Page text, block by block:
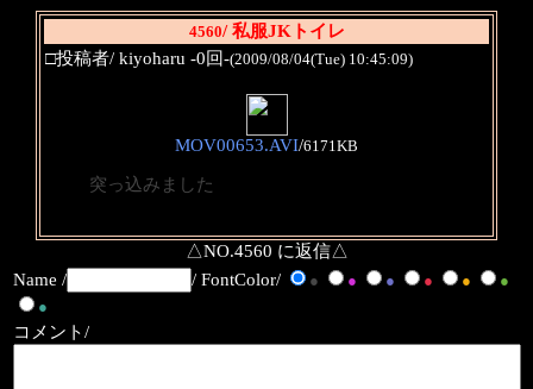
4560/ 私服JKトイレ
□投稿者/ kiyoharu -0回-(2009/08/04(Tue) 10:45:09)
MOV00653.AVI/6171KB
突っ込みました
△NO.4560 に返信△
Name /
/ FontColor/ ● ● ● ● ●
●
●
コメント/